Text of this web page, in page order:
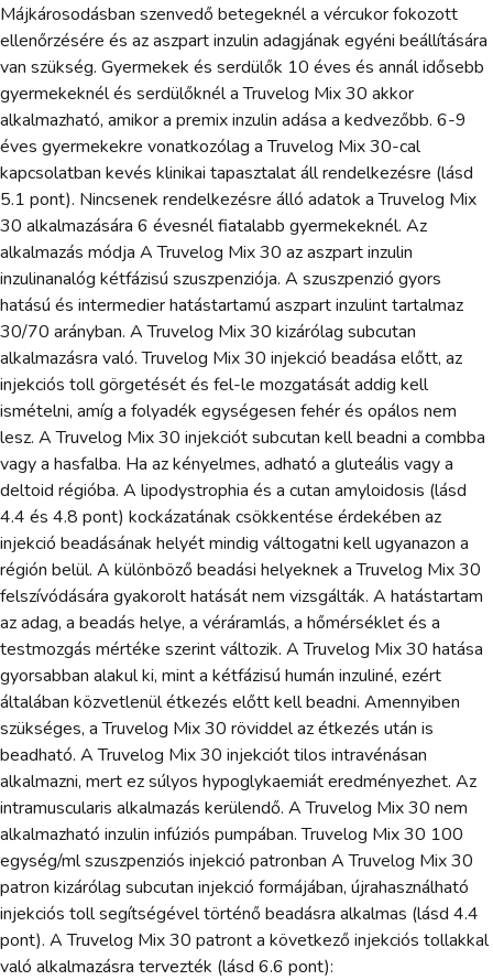
Májkárosodásban szenvedő betegeknél a vércukor fokozott
ellenőrzésére és az aszpart inzulin adagjának egyéni beállítására
van szükség. Gyermekek és serdülők 10 éves és annál idősebb
gyermekeknél és serdülőknél a Truvelog Mix 30 akkor
alkalmazható, amikor a premix inzulin adása a kedvezőbb. 6-9
éves gyermekekre vonatkozólag a Truvelog Mix 30-cal
kapcsolatban kevés klinikai tapasztalat áll rendelkezésre (lásd
5.1 pont). Nincsenek rendelkezésre álló adatok a Truvelog Mix
30 alkalmazására 6 évesnél fiatalabb gyermekeknél. Az
alkalmazás módja A Truvelog Mix 30 az aszpart inzulin
inzulinanalóg kétfázisú szuszpenziója. A szuszpenzió gyors
hatású és intermedier hatástartamú aszpart inzulint tartalmaz
30/70 arányban. A Truvelog Mix 30 kizárólag subcutan
alkalmazásra való. Truvelog Mix 30 injekció beadása előtt, az
injekciós toll görgetését és fel-le mozgatását addig kell
ismételni, amíg a folyadék egységesen fehér és opálos nem
lesz. A Truvelog Mix 30 injekciót subcutan kell beadni a combba
vagy a hasfalba. Ha az kényelmes, adható a gluteális vagy a
deltoid régióba. A lipodystrophia és a cutan amyloidosis (lásd
4.4 és 4.8 pont) kockázatának csökkentése érdekében az
injekció beadásának helyét mindig váltogatni kell ugyanazon a
régión belül. A különböző beadási helyeknek a Truvelog Mix 30
felszívódására gyakorolt hatását nem vizsgálták. A hatástartam
az adag, a beadás helye, a véráramlás, a hőmérséklet és a
testmozgás mértéke szerint változik. A Truvelog Mix 30 hatása
gyorsabban alakul ki, mint a kétfázisú humán inzuliné, ezért
általában közvetlenül étkezés előtt kell beadni. Amennyiben
szükséges, a Truvelog Mix 30 röviddel az étkezés után is
beadható. A Truvelog Mix 30 injekciót tilos intravénásan
alkalmazni, mert ez súlyos hypoglykaemiát eredményezhet. Az
intramuscularis alkalmazás kerülendő. A Truvelog Mix 30 nem
alkalmazható inzulin infúziós pumpában. Truvelog Mix 30 100
egység/ml szuszpenziós injekció patronban A Truvelog Mix 30
patron kizárólag subcutan injekció formájában, újrahasználható
injekciós toll segítségével történő beadásra alkalmas (lásd 4.4
pont). A Truvelog Mix 30 patront a következő injekciós tollakkal
való alkalmazásra tervezték (lásd 6.6 pont):